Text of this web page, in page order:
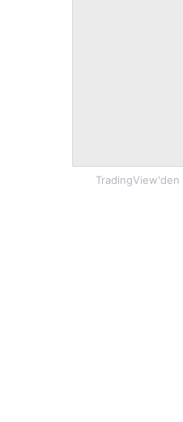
TradingView'den